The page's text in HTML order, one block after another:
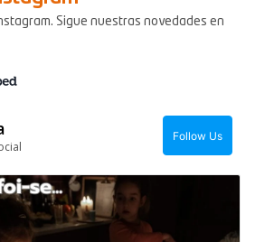
Sigue nuestras novedades en